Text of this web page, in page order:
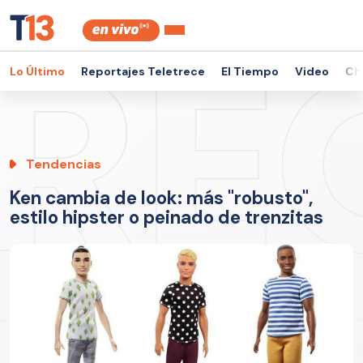
Lo Último Reportajes Teletrece El Tiempo Video
Tendencias
Ken cambia de look: más "robusto",
estilo hipster o peinado de trenzitas